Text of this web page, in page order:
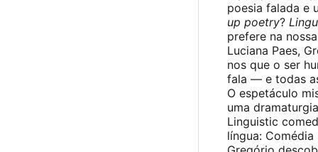
poesia falada e
up poetry?
prefere na
Luciana Paes,
nos que o ser
fala — e todas
O espetáculo
uma
Linguistic
língua: